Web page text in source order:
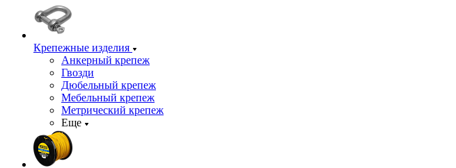
Крепежные изделия
Анкерный крепеж
Гвозди
Дюбельный крепеж
Мебельный крепеж
Метрический крепеж
Еще